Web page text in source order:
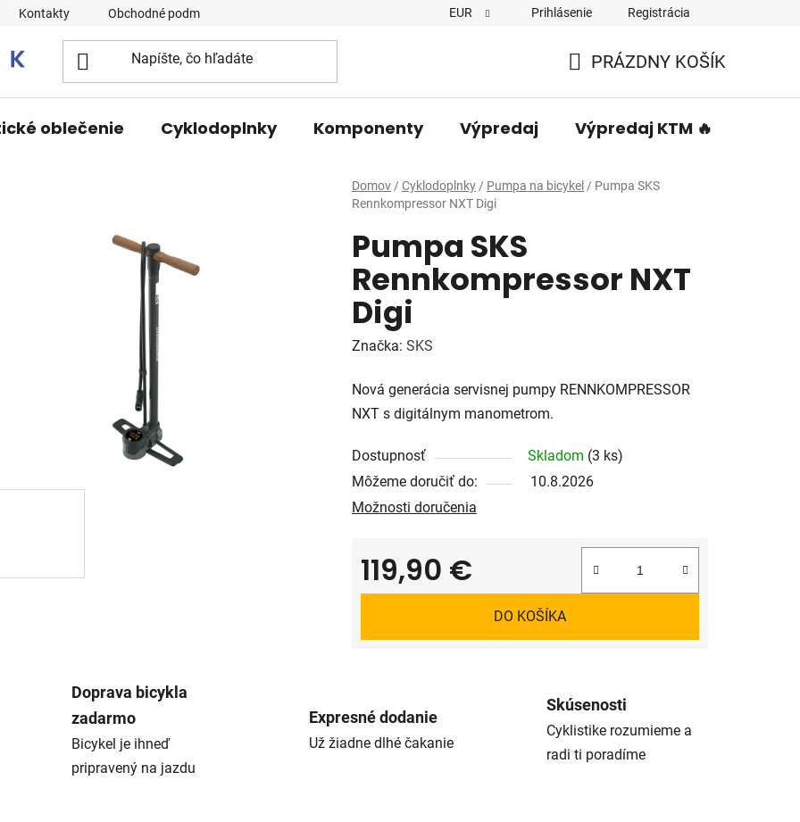
Kontakty Obchodné podmienky EUR Prihlásenie Registrácia
KOŠÍK
PRÁZDNY KOŠÍK
oblečenie Cyklodoplnky Komponenty Výpredaj Výpredaj KTM 🔥
Domov / Cyklodoplnky / Pumpa na bicykel / Pumpa SKS
Rennkompressor NXT Digi
Pumpa SKS
Rennkompressor NXT
Digi
Značka: SKS
Nová generácia servisnej pumpy RENNKOMPRESSOR
NXT s digitálnym manometrom.
Dostupnosť Skladom (3 ks)
Môžeme doručiť do:
10.8.2026
Možnosti doručenia
119,90 €
Jednotková cena:
DO KOŠÍKA
Doprava bicykla
zadarmo
Bicykel je ihneď
pripravený na jazdu
Expresné dodanie
Už žiadne dlhé čakanie
Skúsenosti
Cyklistike rozumieme a
radi ti poradíme